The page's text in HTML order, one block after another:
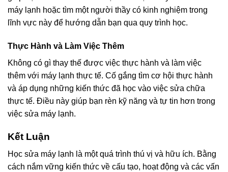
máy lạnh hoặc tìm một người thầy có kinh nghiệm trong
lĩnh vực này để hướng dẫn bạn qua quy trình học.
Thực Hành và Làm Việc Thêm
Không có gì thay thế được việc thực hành và làm việc
thêm với máy lạnh thực tế. Cố gắng tìm cơ hội thực hành
và áp dụng những kiến thức đã học vào việc sửa chữa
thực tế. Điều này giúp bạn rèn kỹ năng và tự tin hơn trong
việc sửa máy lạnh.
Kết Luận
Học sửa máy lạnh là một quá trình thú vị và hữu ích. Bằng
cách nắm vững kiến thức về cấu tạo, hoạt động và các vấn